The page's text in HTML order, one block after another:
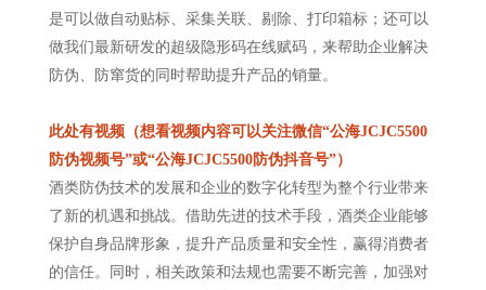
是可以做自动贴标、采集关联、剔除、打印箱标；还可以
做我们最新研发的超级隐形码在线赋码，来帮助企业解决
防伪、防窜货的同时帮助提升产品的销量。
此处有视频（想看视频内容可以关注微信“公海JCJC5500
防伪视频号”或“公海JCJC5500防伪抖音号”）
酒类防伪技术的发展和企业的数字化转型为整个行业带来
了新的机遇和挑战。借助先进的技术手段，酒类企业能够
保护自身品牌形象，提升产品质量和安全性，赢得消费者
的信任。同时，相关政策和法规也需要不断完善，加强对